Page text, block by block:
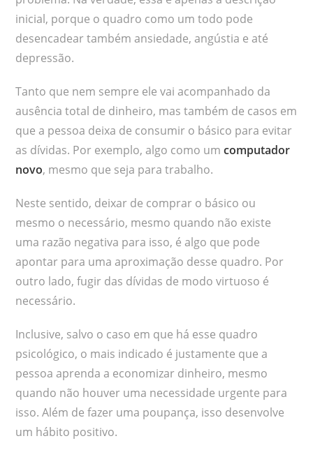
inicial, porque o quadro como um todo pode
desencadear também ansiedade, angústia e até
depressão.
Tanto que nem sempre ele vai acompanhado da
ausência total de dinheiro, mas também de casos em
que a pessoa deixa de consumir o básico para evitar
as dívidas. Por exemplo, algo como umcomputador
novo, mesmo que seja para trabalho.
Neste sentido, deixar de comprar o básico ou
mesmo o necessário, mesmo quando não existe
uma razão negativa para isso, é algo que pode
apontar para uma aproximação desse quadro. Por
outro lado, fugir das dívidas de modo virtuoso é
necessário.
Inclusive, salvo o caso em que há esse quadro
psicológico, o mais indicado é justamente que a
pessoa aprenda a economizar dinheiro, mesmo
quando não houver uma necessidade urgente para
isso. Além de fazer uma poupança, isso desenvolve
um hábito positivo.